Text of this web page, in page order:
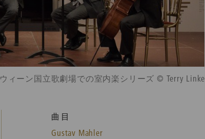
ウィーン国立歌劇場での室内楽シリーズ © Terry Linke
曲目
Gustav Mahler